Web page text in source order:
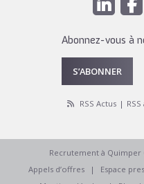
Abonnez-vous à
S’ABONNER
RSS Actus
Recrutement à
Appels d’offres
Espace